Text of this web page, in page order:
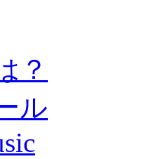
？
ル